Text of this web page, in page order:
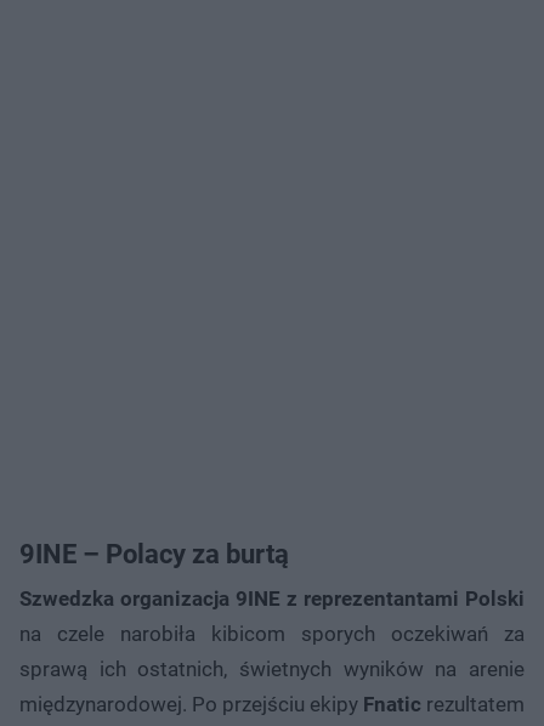
9INE – Polacy za burtą
Szwedzka organizacja 9INE z reprezentantami Polski
na czele narobiła kibicom sporych oczekiwań za
sprawą ich ostatnich, świetnych wyników na arenie
międzynarodowej. Po przejściu ekipy Fnatic rezultatem